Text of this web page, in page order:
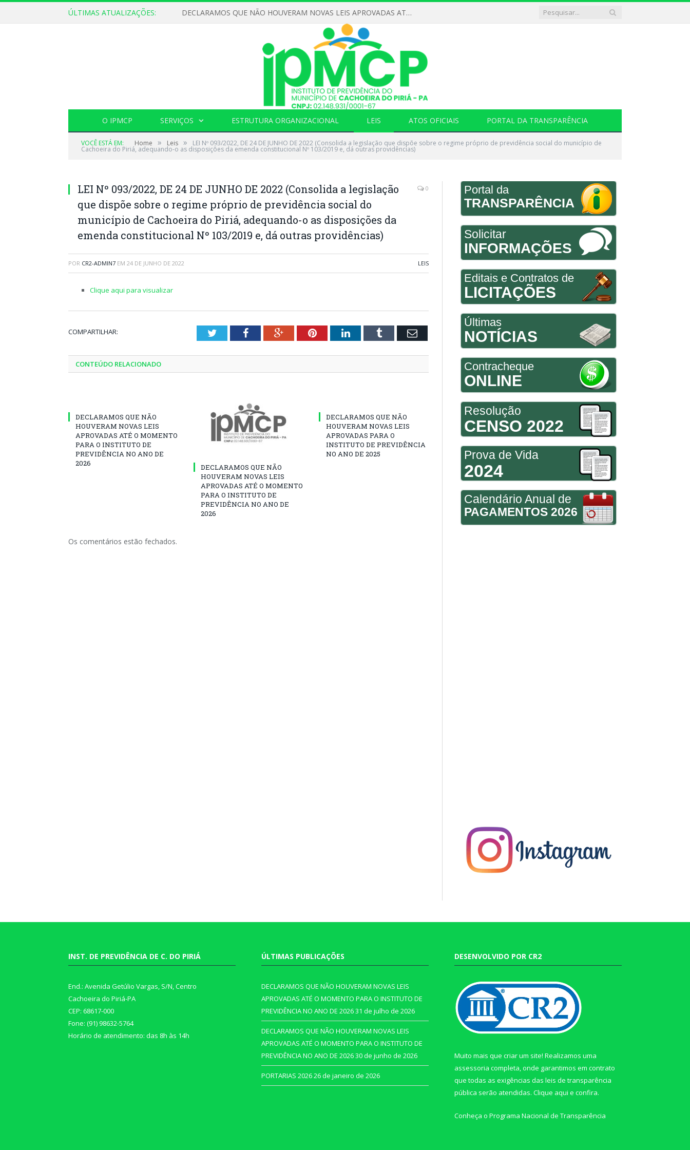
ÚLTIMAS ATUALIZAÇÕES: DECLARAMOS QUE NÃO HOUVERAM NOVAS LEIS APROVADAS ATÉ O MOMENTO PARA O INSTITUTO DE PREVIDÊNCIA NO ANO DE 2026
O IPMCP SERVIÇOS ESTRUTURA ORGANIZACIONAL LEIS ATOS OFICIAIS PORTAL DA TRANSPARÊNCIA
VOCÊ ESTÁ EM: Home » Leis » LEI Nº 093/2022, DE 24 DE JUNHO DE 2022 (Consolida a legislação que dispõe sobre o regime próprio de previdência social do município de
Cachoeira do Piriá, adequando-o as disposições da emenda constitucional Nº 103/2019 e, dá outras providências)
LEI Nº 093/2022, DE 24 DE JUNHO DE 2022 (Consolida a legislação
que dispõe sobre o regime próprio de previdência social do
município de Cachoeira do Piriá, adequando-o as disposições da
emenda constitucional Nº 103/2019 e, dá outras providências)
0
POR CR2-ADMIN7 EM 24 DE JUNHO DE 2022 LEIS
Clique aqui para visualizar
COMPARTILHAR: TwitterFacebookGoogle+PinterestLinkedInTumblr Email
CONTEÚDO RELACIONADO
DECLARAMOS QUE NÃO
HOUVERAM NOVAS LEIS
APROVADAS ATÉ O MOMENTO
PARA O INSTITUTO DE
PREVIDÊNCIA NO ANO DE
2026
DECLARAMOS QUE NÃO
HOUVERAM NOVAS LEIS
APROVADAS ATÉ O MOMENTO
PARA O INSTITUTO DE
PREVIDÊNCIA NO ANO DE
2026
DECLARAMOS QUE NÃO
HOUVERAM NOVAS LEIS
APROVADAS PARA O
INSTITUTO DE PREVIDÊNCIA
NO ANO DE 2025
Os comentários estão fechados.
Portal da
TRANSPARÊNCIA
Solicitar
INFORMAÇÕES
Editais e Contratos de
LICITAÇÕES
Últimas
NOTÍCIAS
Contracheque
ONLINE
Resolução
CENSO 2022
Prova de Vida
2024
Calendário Anual de
PAGAMENTOS 2026
INST. DE PREVIDÊNCIA DE C. DO PIRIÁ
End.: Avenida Getúlio Vargas, S/N, Centro
Cachoeira do Piriá-PA
CEP: 68617-000
Fone: (91) 98632-5764
Horário de atendimento: das 8h às 14h
ÚLTIMAS PUBLICAÇÕES
DECLARAMOS QUE NÃO HOUVERAM NOVAS LEIS
APROVADAS ATÉ O MOMENTO PARA O INSTITUTO DE
PREVIDÊNCIA NO ANO DE 202631 de julho de 2026
DECLARAMOS QUE NÃO HOUVERAM NOVAS LEIS
APROVADAS ATÉ O MOMENTO PARA O INSTITUTO DE
PREVIDÊNCIA NO ANO DE 202630 de junho de 2026
PORTARIAS 202626 de janeiro de 2026
DESENVOLVIDO POR CR2
Muito mais que criar um site! Realizamos uma
assessoria completa, onde garantimos em contrato
que todas as exigências das leis de transparência
pública serão atendidas. Clique aqui e confira.
Conheça o Programa Nacional de Transparência